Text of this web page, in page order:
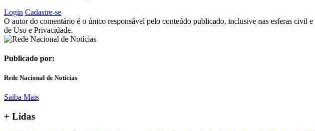
Login Cadastre-se
O autor do comentário é o único responsável pelo conteúdo publicado, inclusive nas esferas civil
de Uso e Privacidade.
Publicado por:
Rede Nacional de Notícias
Saiba Mais
+ Lidas